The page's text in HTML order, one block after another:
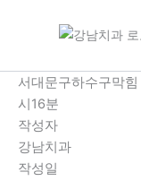
로 서대문구하수구막
시16분
작성자
강남치과
작성일